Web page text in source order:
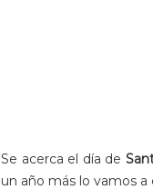
Se acerca el día de
un año más lo vamos